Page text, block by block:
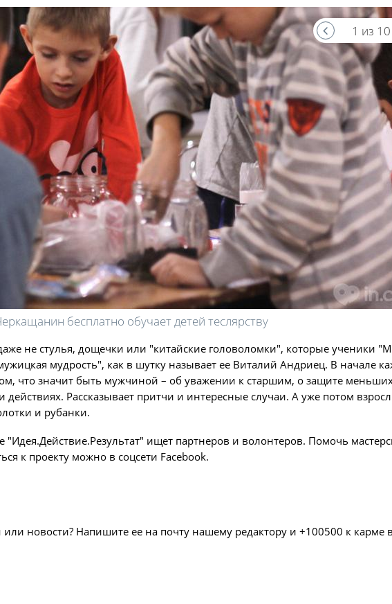
бесплатно обучает детей теслярству
1 из 10
не стулья, дощечки или "китайские головоломки", которые ученики
мудрость", как в шутку называет ее Виталий Андриец. В начале
что значит быть мужчиной – об уважении к старшим, о защите
действиях. Рассказывает притчи и интересные случаи. А уже потом
и рубанки.
"Идея.Действие.Результат" ищет партнеров и волонтеров. Помочь
к проекту можно в соцсети Facebook.
или новости? Напишите ее на почту нашему редактору и +100500 к карме